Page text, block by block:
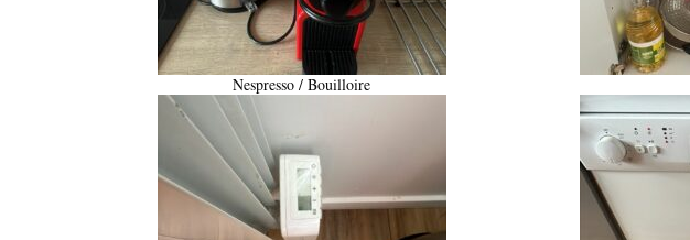
Nespresso / Bouilloire